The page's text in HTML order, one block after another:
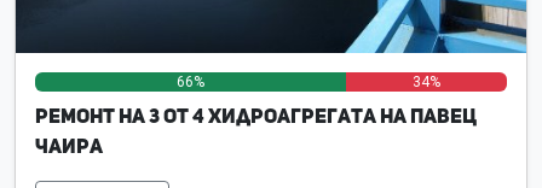
66% 34%
Ремонт на 3 от 4 хидроагрегата на ПАВЕЦ
Чаира